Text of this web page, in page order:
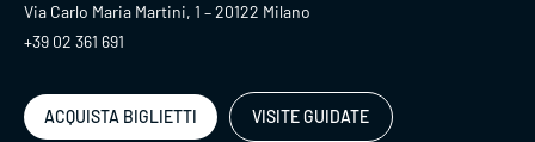
Via Carlo Maria Martini, 1 – 20122 Milano
+39 02 361 691
ACQUISTA BIGLIETTI VISITE GUIDATE